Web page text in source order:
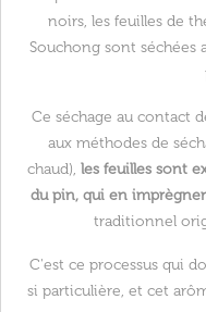
noirs, les feuilles de
Souchong sont séchées
Ce séchage au contact
aux méthodes de
chaud), les feuilles sont
du pin, qui en
traditionnel
C'est ce processus qui
si particulière, et cet